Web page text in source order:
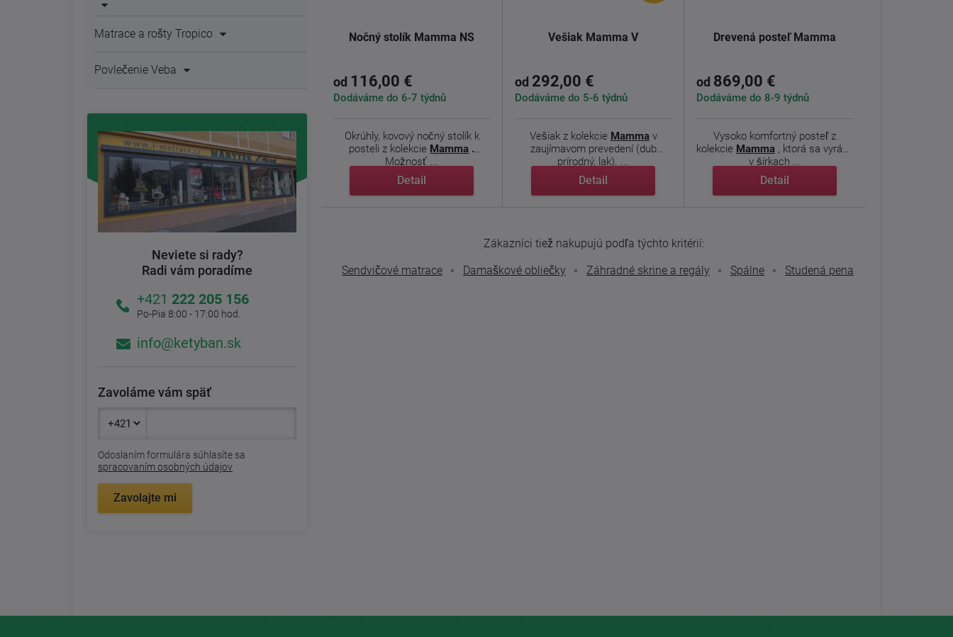
Matrace a rošty Tropico
Povlečenie Veba
Neviete si rady?
Radi vám poradíme
+421 222 205 156
Po-Pia 8:00 - 17:00 hod.
info@ketyban.sk
Zavoláme vám späť
Odoslaním formulára súhlasíte sa
spracovaním osobných údajov
Zavolajte mi
Nočný stolík Mamma NS
od 116,00 €
Dodáváme do 6-7 týdnů
Okrúhly, kovový nočný stolík k
posteli z kolekcie Mamma .
Možnosť ...
Detail
Vešiak Mamma V
od 292,00 €
Dodáváme do 5-6 týdnů
Vešiak z kolekcie Mammav
zaujímavom prevedení (dub
prírodný, lak). ...
Detail
Drevená posteľ Mamma
od 869,00 €
Dodáváme do 8-9 týdnů
Vysoko komfortný posteľ z
kolekcie Mamma, ktorá sa vyrába
v šírkach ...
Detail
Zákazníci tiež nakupujú podľa týchto kritérií:
Sendvičové matrace
Damaškové obliečky Záhradné skrine a regály Spálne Studená pena